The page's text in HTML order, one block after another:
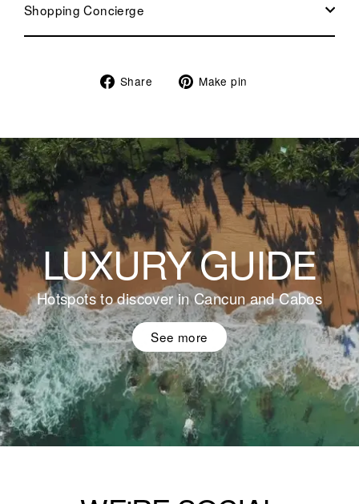
Shopping Concierge
Share
Share Make pin
LUXURY GUIDE
Hotspots to discover in Cancun and Cabos
See more